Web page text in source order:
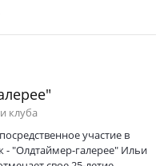
клуба
участие в
- "Олдтаймер-галерее" Ильи